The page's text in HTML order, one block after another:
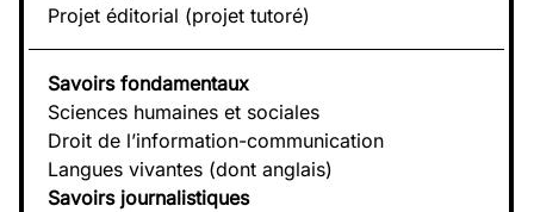
Projet éditorial (projet tutoré)
Savoirs fondamentaux
Sciences humaines et sociales
Droit de l’information-communication
Langues vivantes (dont anglais)
Savoirs journalistiques